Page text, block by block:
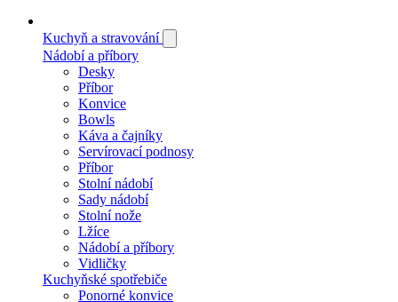
Kuchyň a stravování
Nádobí a příbory
Desky
Příbor
Konvice
Bowls
Káva a čajníky
Servírovací podnosy
Příbor
Stolní nádobí
Sady nádobí
Stolní nože
Lžíce
Nádobí a příbory
Vidličky
Kuchyňské spotřebiče
Ponorné konvice